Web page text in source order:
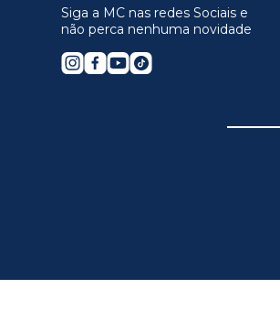
Siga a MC nas redes Sociais e
não perca nenhuma novidade